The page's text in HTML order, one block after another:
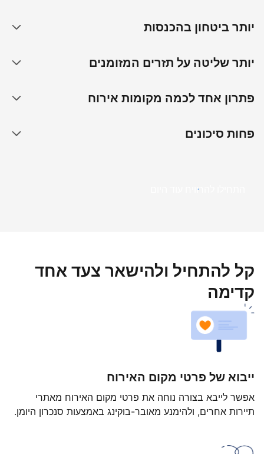
יותר ביטחון בהכנסות
יותר שליטה על תזרים המזומנים
פתרון אחד לכמה מקומות אירוח
פחות סיכונים
התחילו להרוויח עוד היום
קל להתחיל ולהישאר צעד אחד
קדימה
ייבוא של פרטי מקום האירוח
אפשר לייבא בצורה נוחה את פרטי מקום האירוח מאתרי
תיירות אחרים, ולהימנע מאובר-בוקינג באמצעות סנכרון היומן.